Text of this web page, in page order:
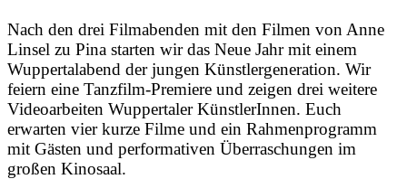
Nach den drei Filmabenden mit den Filmen von Anne
Linsel zu Pina starten wir das Neue Jahr mit einem
Wuppertalabend der jungen Künstlergeneration. Wir
feiern eine Tanzfilm-Premiere und zeigen drei weitere
Videoarbeiten Wuppertaler KünstlerInnen. Euch
erwarten vier kurze Filme und ein Rahmenprogramm
mit Gästen und performativen Überraschungen im
großen Kinosaal.